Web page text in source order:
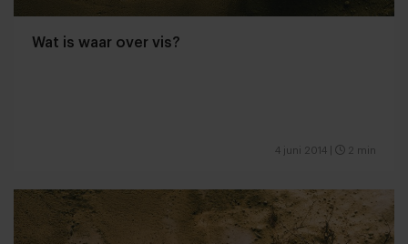
Wat is waar over vis?
4 juni 2014 2 min